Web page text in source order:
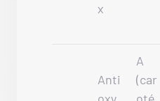
x
Anti
A
(car